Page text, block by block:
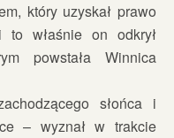
który uzyskał prawo
właśnie on odkrył
powstała Winnica
słońca i
– wyznał w trakcie